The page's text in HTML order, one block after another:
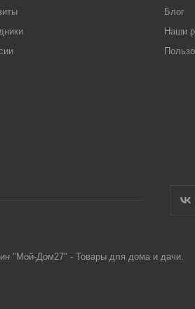
Блог
Наши
"Мой-Дом27" - Товары для дома и дачи.